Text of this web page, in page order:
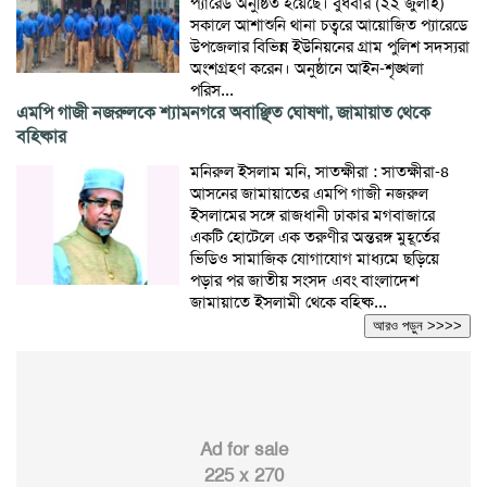
সকালে আশাশুনি থানা চত্বরে আয়োজিত প্যারেডে
উপজেলার বিভিন্ন ইউনিয়নের গ্রাম পুলিশ সদস্যরা
অংশগ্রহণ করেন। অনুষ্ঠানে আইন-শৃঙ্খলা
পরিস...
এমপি গাজী নজরুলকে শ্যামনগরে অবাঞ্ছিত ঘোষণা, জামায়াত থেকে
বহিষ্কার
মনিরুল ইসলাম মনি, সাতক্ষীরা : সাতক্ষীরা-৪
আসনের জামায়াতের এমপি গাজী নজরুল
ইসলামের সঙ্গে রাজধানী ঢাকার মগবাজারে
একটি হোটেলে এক তরুণীর অন্তরঙ্গ মুহূর্তের
ভিডিও সামাজিক যোগাযোগ মাধ্যমে ছড়িয়ে
পড়ার পর জাতীয় সংসদ এবং বাংলাদেশ
জামায়াতে ইসলামী থেকে বহিষ্ক...
আরও পড়ুন >>>>
Ad for sale
225 x 270